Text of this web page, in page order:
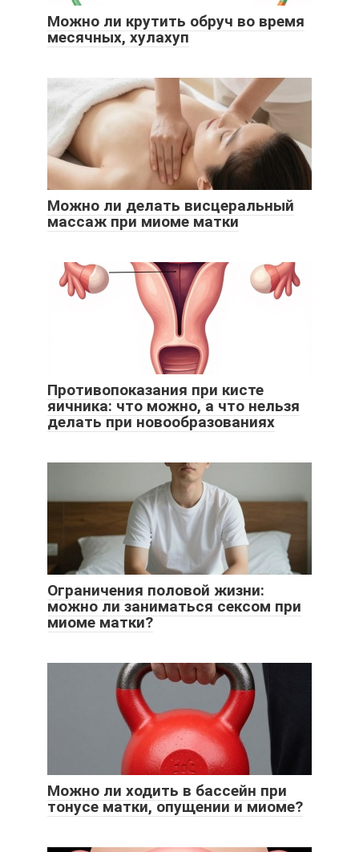
Можно ли крутить обруч во время
месячных, хулахуп
Можно ли делать висцеральный
массаж при миоме матки
Противопоказания при кисте
яичника: что можно, а что нельзя
делать при новообразованиях
Ограничения половой жизни:
можно ли заниматься сексом при
миоме матки?
Можно ли ходить в бассейн при
тонусе матки, опущении и миоме?